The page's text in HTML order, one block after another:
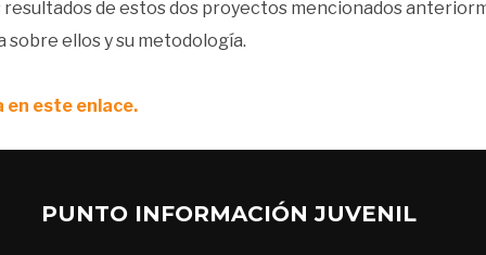
de estos dos proyectos mencionados
ellos y su metodología.
en este enlace.
PUNTO INFORMACIÓN JUVENIL